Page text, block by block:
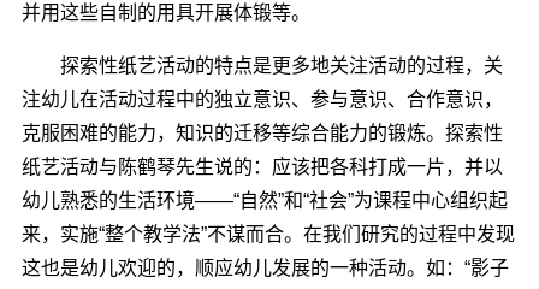
并用这些自制的用具开展体锻等。
探索性纸艺活动的特点是更多地关注活动的过程，关
注幼儿在活动过程中的独立意识、参与意识、合作意识，
克服困难的能力，知识的迁移等综合能力的锻炼。探索性
纸艺活动与陈鹤琴先生说的：应该把各科打成一片，并以
幼儿熟悉的生活环境――“自然”和“社会”为课程中心组织起
来，实施“整个教学法”不谋而合。在我们研究的过程中发现
这也是幼儿欢迎的，顺应幼儿发展的一种活动。如：“影子